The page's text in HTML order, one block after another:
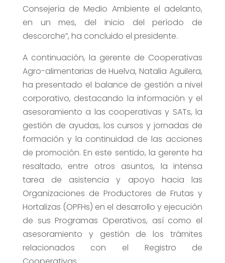
Consejería de Medio Ambiente el adelanto,
en un mes, del inicio del período de
descorche”, ha concluido el presidente.
A continuación, la gerente de Cooperativas
Agro-alimentarias de Huelva, Natalia Aguilera,
ha presentado el balance de gestión a nivel
corporativo, destacando la información y el
asesoramiento a las cooperativas y SATs, la
gestión de ayudas, los cursos y jornadas de
formación y la continuidad de las acciones
de promoción. En este sentido, la gerente ha
resaltado, entre otros asuntos, la intensa
tarea de asistencia y apoyo hacia las
Organizaciones de Productores de Frutas y
Hortalizas (OPFHs) en el desarrollo y ejecución
de sus Programas Operativos, así como el
asesoramiento y gestión de los trámites
relacionados con el Registro de